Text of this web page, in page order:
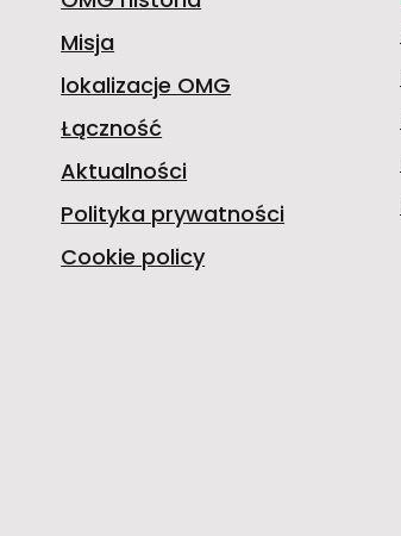
Misja
lokalizacje OMG
Łączność
Aktualności
Polityka prywatności
Cookie policy